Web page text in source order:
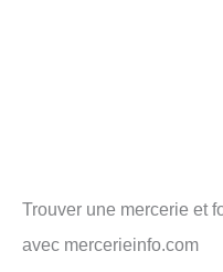
Trouver une mercerie et
avec mercerieinfo.com